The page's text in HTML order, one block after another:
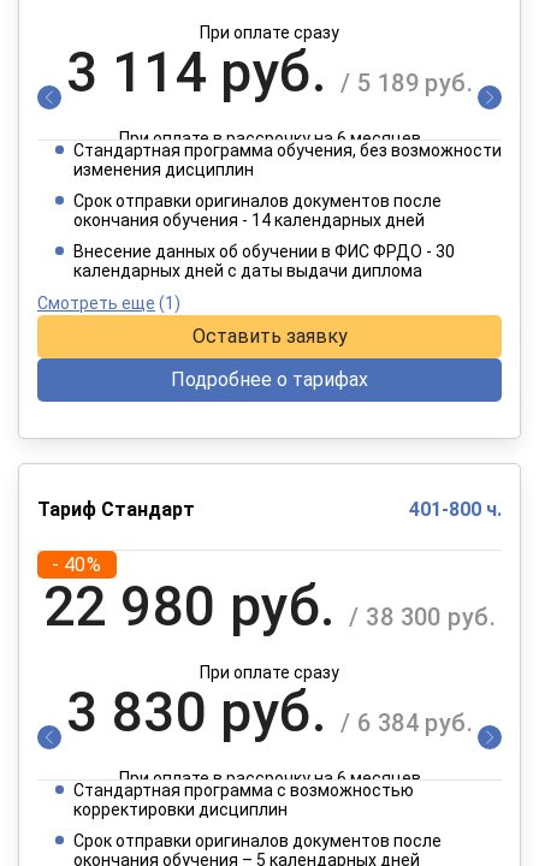
При оплате сразу
3 114 руб. / 5 189 руб.
При оплате в рассрочку на 6 месяцев
1 557 руб.
При оплате в рассрочку на 12 месяцев
Стандартная программа обучения, без возможности
изменения дисциплин
Срок отправки оригиналов документов после
окончания обучения - 14 календарных дней
Внесение данных об обучении в ФИС ФРДО - 30
календарных дней с даты выдачи диплома
Смотреть еще (1)
Оставить заявку
Подробнее о тарифах
Тариф Стандарт 401-800 ч.
- 40%
22 980 руб. / 38 300 руб.
При оплате сразу
3 830 руб. / 6 384 руб.
При оплате в рассрочку на 6 месяцев
1 915 руб.
Стандартная программа с возможностью
корректировки дисциплин
Срок отправки оригиналов документов после
окончания обучения – 5 календарных дней